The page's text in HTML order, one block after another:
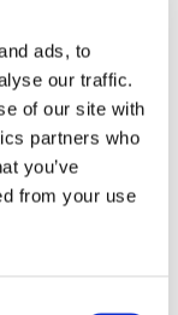
ads, to
our traffic.
of our site with
partners who
you’ve
from your use